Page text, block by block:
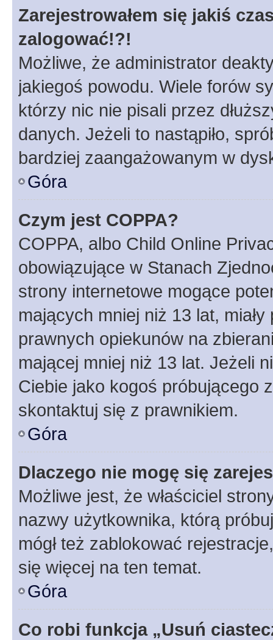
Zarejestrowałem się jakiś
zalogować!?!
Możliwe, że administrator
jakiegoś powodu. Wiele forów
którzy nic nie pisali przez
danych. Jeżeli to nastąpiło,
bardziej zaangażowanym w
Góra
Czym jest COPPA?
COPPA, albo Child Online
obowiązujące w Stanach
strony internetowe mogące
mających mniej niż 13 lat,
prawnych opiekunów na
mającej mniej niż 13 lat. Jeżeli
Ciebie jako kogoś próbującego
skontaktuj się z prawnikiem.
Góra
Dlaczego nie mogę się
Możliwe jest, że właściciel
nazwy użytkownika, którą
mógł też zablokować
się więcej na ten temat.
Góra
Co robi funkcja „Usuń